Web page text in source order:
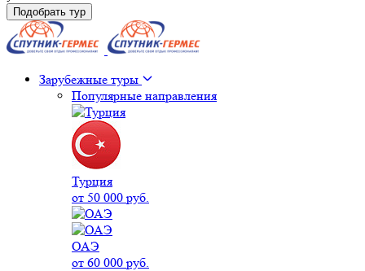
Подобрать тур
Зарубежные туры
Популярные направления
Турция
от 50 000 руб.
ОАЭ
от 60 000 руб.